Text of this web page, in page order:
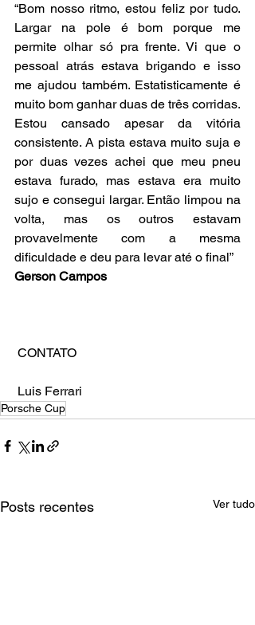
“Bom nosso ritmo, estou feliz por tudo.
Largar na pole é bom porque me
permite olhar só pra frente. Vi que o
pessoal atrás estava brigando e isso
me ajudou também. Estatisticamente é
muito bom ganhar duas de três corridas.
Estou cansado apesar da vitória
consistente. A pista estava muito suja e
por duas vezes achei que meu pneu
estava furado, mas estava era muito
sujo e consegui largar. Então limpou na
volta, mas os outros estavam
provavelmente com a mesma
dificuldade e deu para levar até o final”
Gerson Campos
CONTATO
Luis Ferrari
Porsche Cup
Posts recentes Ver tudo